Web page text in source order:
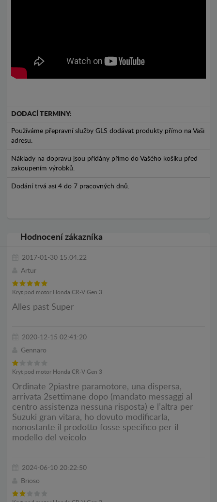
DODACÍ TERMINY:
Používáme přepravní služby GLS dodávat produkty přímo na Vaši
adresu.
Náklady na dopravu jsou přidány přímo do Vašého košíku před
zakoupením výrobků.
Dodání trvá asi 4 do 7 pracovných dnů.
Hodnocení zákazníka
2017-01-30 15:04:22
Artur
Kryt pod motor Honda CR-V Gen 3
Alles past Super
2020-12-15 02:41:20
Gennaro
Kryt pod motor Honda CR-V Gen 3
Ordinate 2piastre paramotore, una dispersa,
arrivata 2settimane dopo (mandato messaggi al
centro assistenza nessuna risposta) e l’altra per
Suzuki gran vitara, ho dovuto modificarla,
nonostante il prodotto fosse specifico per il
modello del veicolo
2024-06-10 20:22:50
Brioso